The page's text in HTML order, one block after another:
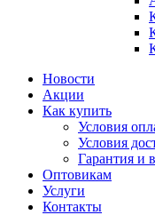
Новости
Акции
Как купить
Условия
Условия
Гарантия и
Оптовикам
Услуги
Контакты